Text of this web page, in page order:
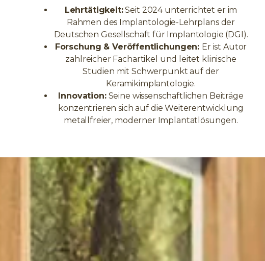
Lehrtätigkeit:Seit 2024 unterrichtet er im
Rahmen des Implantologie-Lehrplans der
Deutschen Gesellschaft für Implantologie (DGI).
Forschung & Veröffentlichungen: Er ist Autor
zahlreicher Fachartikel und leitet klinische
Studien mit Schwerpunkt auf der
Keramikimplantologie.
Innovation:Seine wissenschaftlichen Beiträge
konzentrieren sich auf die Weiterentwicklung
metallfreier, moderner Implantatlösungen.